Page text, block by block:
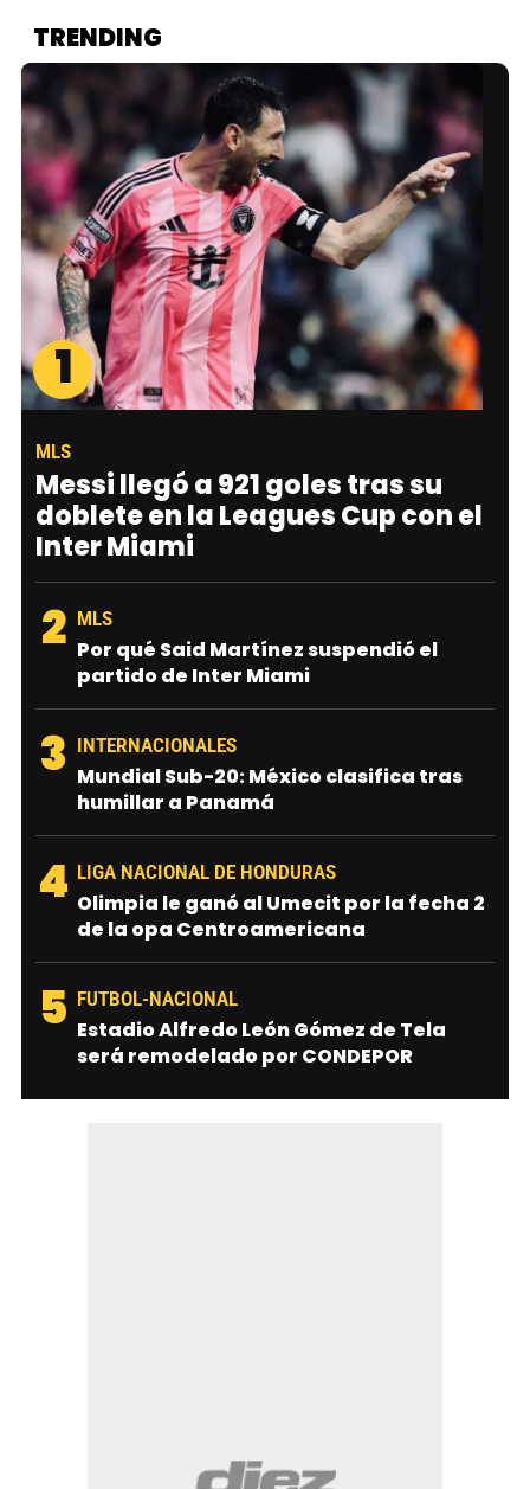
TRENDING
1
MLS
Messi llegó a 921 goles tras su
doblete en la Leagues Cup con el
Inter Miami
2 MLS
Por qué Said Martínez suspendió el
partido de Inter Miami
3 INTERNACIONALES
Mundial Sub-20: México clasifica tras
humillar a Panamá
4 LIGA NACIONAL DE HONDURAS
Olimpia le ganó al Umecit por la fecha 2
de la opa Centroamericana
5 FUTBOL-NACIONAL
Estadio Alfredo León Gómez de Tela
será remodelado por CONDEPOR